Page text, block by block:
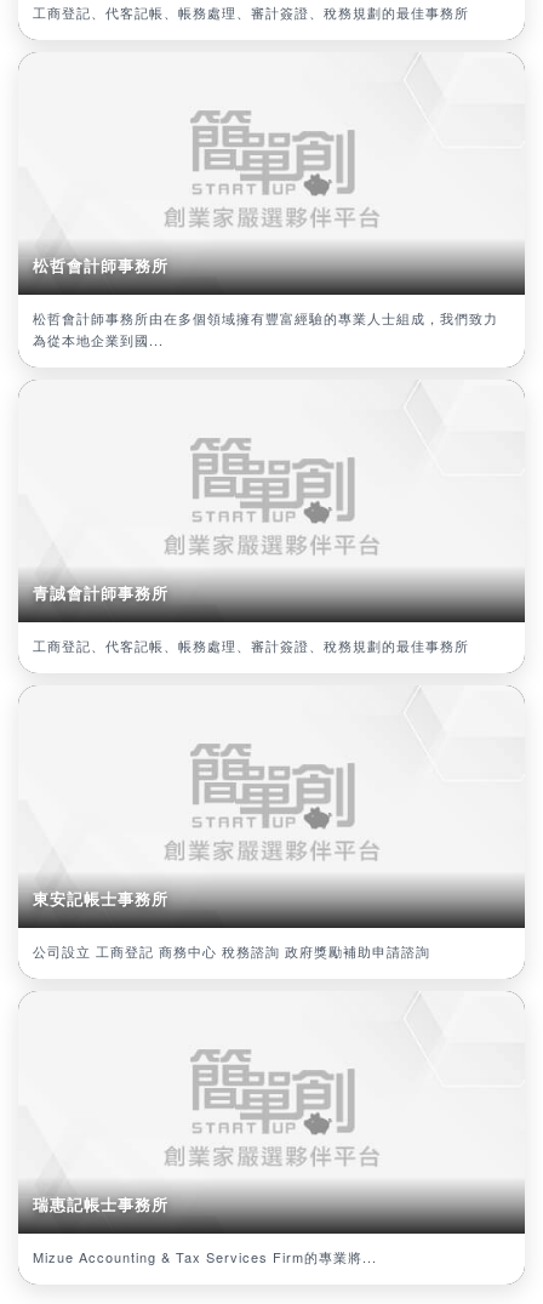
工商登記、代客記帳、帳務處理、審計簽證、稅務規劃的最佳事務所
松哲會計師事務所
松哲會計師事務所由在多個領域擁有豐富經驗的專業人士組成，我們致力
為從本地企業到國...
青誠會計師事務所
工商登記、代客記帳、帳務處理、審計簽證、稅務規劃的最佳事務所
東安記帳士事務所
公司設立 工商登記 商務中心 稅務諮詢 政府獎勵補助申請諮詢
瑞惠記帳士事務所
Mizue Accounting & Tax Services Firm的專業將...